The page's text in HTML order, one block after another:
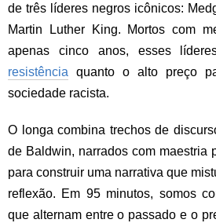
de três líderes negros icônicos:
Martin Luther King. Mortos com
apenas cinco anos, esses
resistência quanto o alto preço
sociedade racista.
O longa combina trechos de
de Baldwin, narrados com maestria
para construir uma narrativa que
reflexão. Em 95 minutos, somos
que alternam entre o passado e o